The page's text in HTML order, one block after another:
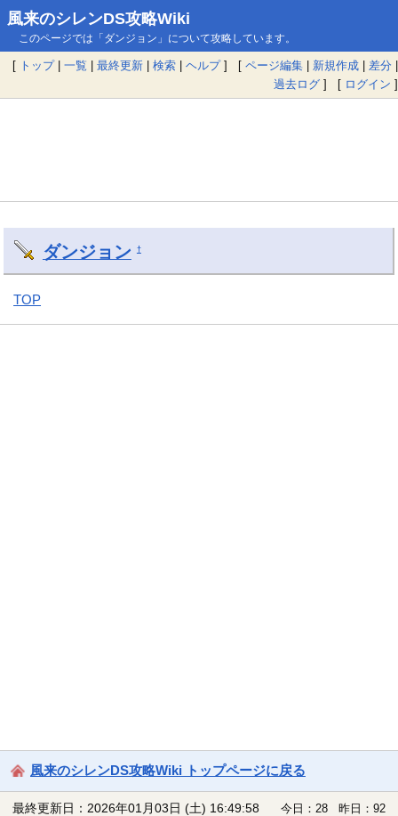
風来のシレンDS攻略Wiki
このページでは「ダンジョン」について攻略しています。
[ トップ| 一覧 | 最終更新 | 検索 | ヘルプ] [ ページ編集 | 新規作成 | 差分 |
過去ログ ] [ ログイン ]
ダンジョン †
TOP
風来のシレンDS攻略Wiki トップページに戻る
最終更新日：2026年01月03日 (土) 16:49:58
今日：28 昨日：92